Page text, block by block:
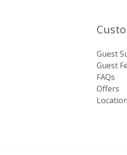
Guest
Guest
FAQs
Offers
Location